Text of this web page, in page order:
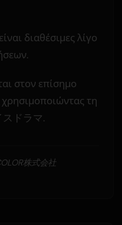
διαθέσιμες λίγο
στον επίσημο
τη
ドラマ.
株式会社